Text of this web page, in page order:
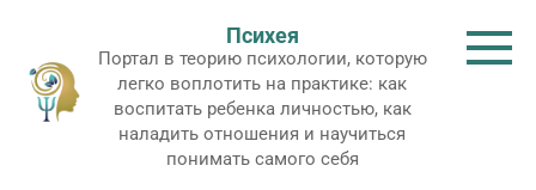
контенту
Психея
Портал в теорию психологии, которую
легко воплотить на практике: как
воспитать ребенка личностью, как
наладить отношения и научиться
понимать самого себя